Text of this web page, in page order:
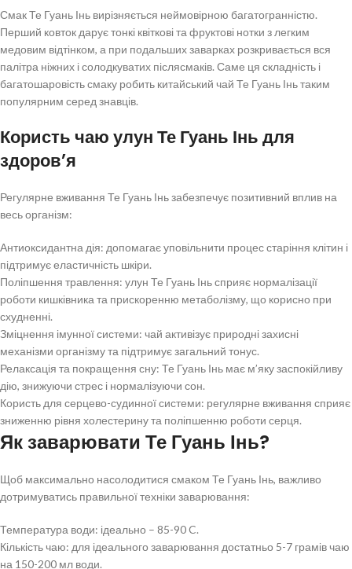
Смак Те Гуань Інь вирізняється неймовірною багатогранністю.
Перший ковток дарує тонкі квіткові та фруктові нотки з легким
медовим відтінком, а при подальших заварках розкривається вся
палітра ніжних і солодкуватих післясмаків. Саме ця складність і
багатошаровість смаку робить китайський чай Те Гуань Інь таким
популярним серед знавців.
Користь чаю улун Те Гуань Інь для
здоров’я
Регулярне вживання Те Гуань Інь забезпечує позитивний вплив на
весь організм:
Антиоксидантна дія: допомагає уповільнити процес старіння клітин і
підтримує еластичність шкіри.
Поліпшення травлення: улун Те Гуань Інь сприяє нормалізації
роботи кишківника та прискоренню метаболізму, що корисно при
схудненні.
Зміцнення імунної системи: чай активізує природні захисні
механізми організму та підтримує загальний тонус.
Релаксація та покращення сну: Те Гуань Інь має м’яку заспокійливу
дію, знижуючи стрес і нормалізуючи сон.
Користь для серцево-судинної системи: регулярне вживання сприяє
зниженню рівня холестерину та поліпшенню роботи серця.
Як заварювати Те Гуань Інь?
Щоб максимально насолодитися смаком Те Гуань Інь, важливо
дотримуватись правильної техніки заварювання:
Температура води: ідеально – 85-90 C.
Кількість чаю: для ідеального заварювання достатньо 5-7 грамів чаю
на 150-200 мл води.